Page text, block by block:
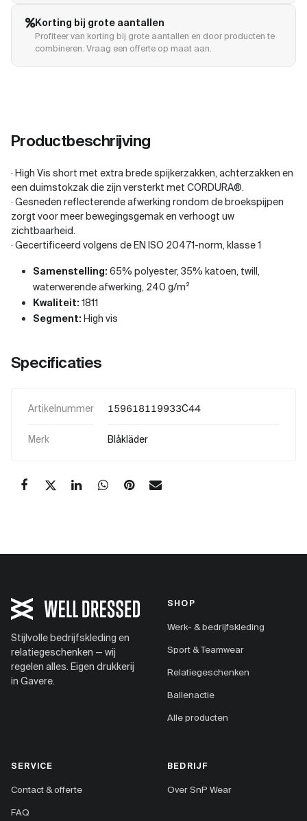
Korting bij grote aantallen
Profiteer van korting bij grote aantallen en door producten te
combineren. Vraag een offerte op maat aan.
Productbeschrijving
· High Vis short met extra brede spijkerzakken, achterzakken en
een duimstokzak die zijn versterkt met CORDURA®.
· Gesneden reflecterende afwerking rondom de broekspijpen
zorgt voor meer bewegingsgemak en verhoogt uw
zichtbaarheid.
· Gecertificeerd volgens de EN ISO 20471-norm, klasse 1
Samenstelling: 65% polyester, 35% katoen, twill,
waterwerende afwerking, 240 g/m²
Kwaliteit: 1811
Segment: High vis
Specificaties
Artikelnummer 159618119933C44
Merk Blåkläder
Stijlvolle bedrijfskleding en
relatiegeschenken — wij
regelen alles. Eigen drukkerij
in Gavere.
SHOP
Werk- & bedrijfskleding
Sport & Teamwear
Relatiegeschenken
Ballenactie
Alle producten
SERVICE
Contact & offerte
FAQ
BEDRIJF
Over SnP Wear